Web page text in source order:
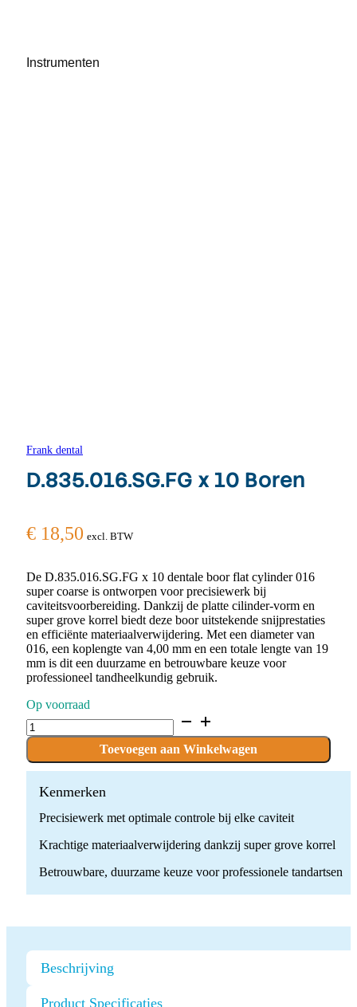
Instrumenten
Frank dental
D.835.016.SG.FG x 10 Boren
€ 18,50 excl. BTW
De D.835.016.SG.FG x 10 dentale boor flat cylinder 016
super coarse is ontworpen voor precisiewerk bij
caviteitsvoorbereiding. Dankzij de platte cilinder-vorm en
super grove korrel biedt deze boor uitstekende snijprestaties
en efficiënte materiaalverwijdering. Met een diameter van
016, een koplengte van 4,00 mm en een totale lengte van 19
mm is dit een duurzame en betrouwbare keuze voor
professioneel tandheelkundig gebruik.
Op voorraad
D.835.016.SG.FG
x
Boren
quantity
Toevoegen aan Winkelwagen
Kenmerken
Precisiewerk met optimale controle bij elke caviteit
Krachtige materiaalverwijdering dankzij super grove korrel
Betrouwbare, duurzame keuze voor professionele tandartsen
Beschrijving
Product Specificaties